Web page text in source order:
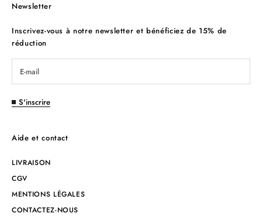
Newsletter
Inscrivez-vous à notre newsletter et bénéficiez de 15% de
réduction
S'inscrire
Aide et contact
LIVRAISON
CGV
MENTIONS LÉGALES
CONTACTEZ-NOUS